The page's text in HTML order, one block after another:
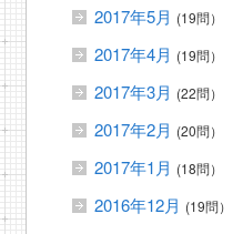
2017年5月 (19問）
2017年4月 (19問）
2017年3月 (22問）
2017年2月 (20問）
2017年1月 (18問）
2016年12月 (19問）